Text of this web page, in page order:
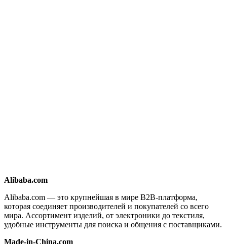
Alibaba.com
Alibaba.com — это крупнейшая в мире B2B-платформа,
которая соединяет производителей и покупателей со всего
мира. Ассортимент изделий, от электроники до текстиля,
удобные инструменты для поиска и общения с поставщиками.
Made-in-China.com